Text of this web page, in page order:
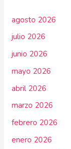
agosto 2026
julio 2026
junio 2026
mayo 2026
abril 2026
marzo 2026
febrero 2026
enero 2026